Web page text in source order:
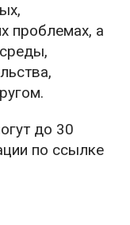
проблемах, а
до 30
по ссылке